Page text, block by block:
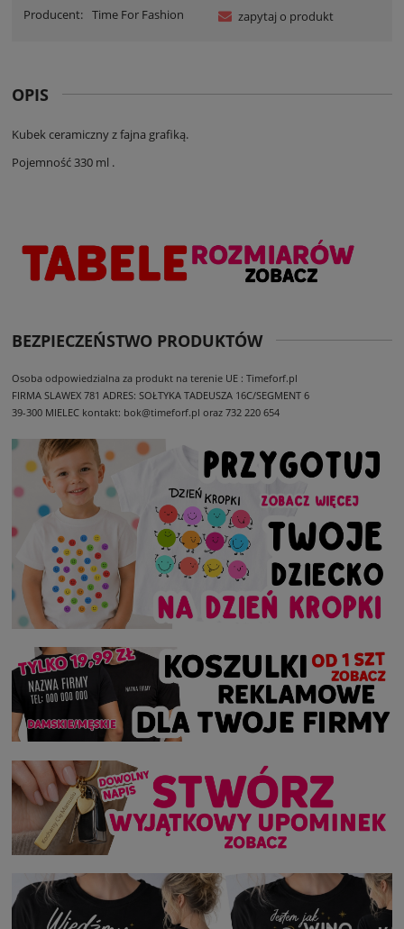
Producent: Time For Fashion zapytaj o produkt
OPIS
Kubek ceramiczny z fajna grafiką.
Pojemność 330 ml .
BEZPIECZEŃSTWO PRODUKTÓW
Osoba odpowiedzialna za produkt na terenie UE : Timeforf.pl
FIRMA SLAWEX 781 ADRES: SOŁTYKA TADEUSZA 16C/SEGMENT 6
39-300 MIELEC kontakt: bok@timeforf.pl oraz 732 220 654